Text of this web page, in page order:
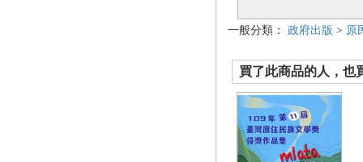
一般分類： 政府出版 > 原
買了此商品的人，也